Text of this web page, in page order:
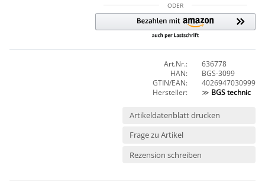
ODER
Art.Nr.:
636778
HAN:
BGS-3099
GTIN/EAN:
4026947030999
Hersteller:
≫ BGS technic
Artikeldatenblatt drucken
Frage zu Artikel
Rezension schreiben